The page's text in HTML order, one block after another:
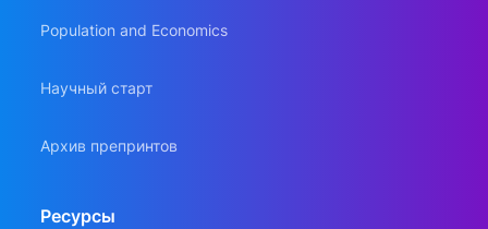
Population and Economics
Научный старт
Архив препринтов
Ресурсы